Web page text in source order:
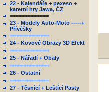
22 - Kalendáře + pexeso +
karetní hry Jawa, ČZ
=============
23 - Modely Auto-Moto -----+
Přívěšky
=============
24 - Kovové Obrazy 3D Efekt
=============
25 - Nářadí + Obaly
=============
26 - Ostatní
=============
27 - Těsnící + Leštící Pasty